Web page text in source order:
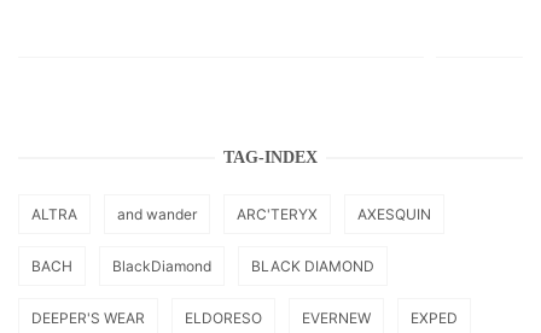
TAG-INDEX
ALTRA and wander ARC'TERYX AXESQUIN
BACH BlackDiamond BLACK DIAMOND
DEEPER'S WEAR ELDORESO EVERNEW EXPED